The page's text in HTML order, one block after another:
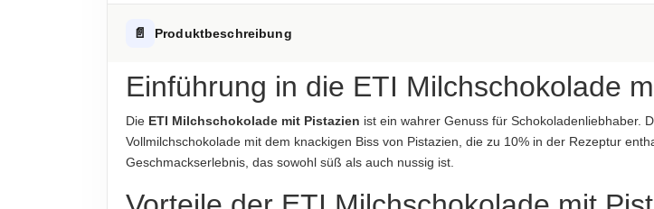
-davon gesättigte Fettsäuren
Eiweiß
Salz
ALLERGENHINWEISE
AUFBEWAHRUNGSHINWEIS
HERKUNFTSLAND
Türkei
HINWEIS
📄 Produktbeschreibung
Einführung in die ETI Milchschokolade
Die ETI Milchschokolade mit Pistazien ist ein wahrer Genuss für Schokoladenliebhaber.
Vollmilchschokolade mit dem knackigen Biss von Pistazien, die zu 10% in der Rezeptur
Geschmackserlebnis, das sowohl süß als auch nussig ist.